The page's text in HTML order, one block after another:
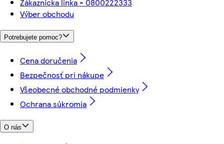
Výber obchodu
Potrebujete pomoc?
Cena doručenia
Bezpečnosť pri nákupe
Všeobecné obchodné podmienky
Ochrana súkromia
O nás